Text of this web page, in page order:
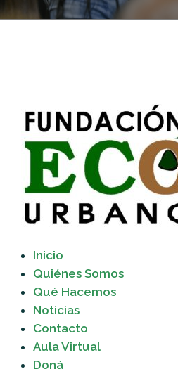
Inicio
Quiénes Somos
Qué Hacemos
Noticias
Contacto
Aula Virtual
Doná